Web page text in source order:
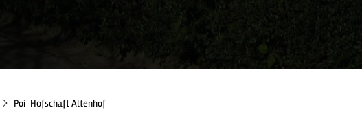
Poi Hofschaft Altenhof